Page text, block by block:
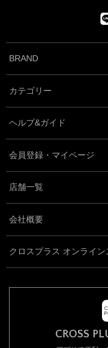
BRAND
カテゴリー
ヘルプ&ガイド
会員登録・マイページ
店舗一覧
会社概要
クロスプラス オンライン
CROSS